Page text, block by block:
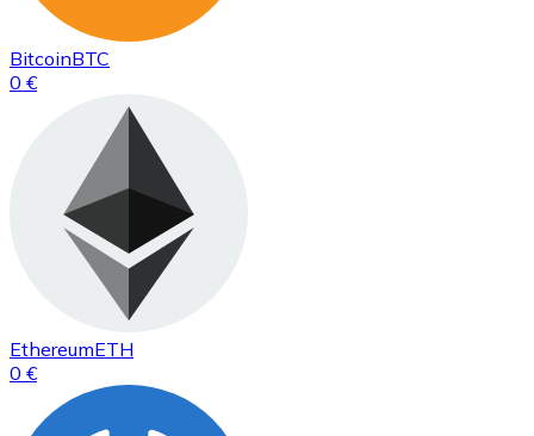
BitcoinBTC
0 €
EthereumETH
0 €